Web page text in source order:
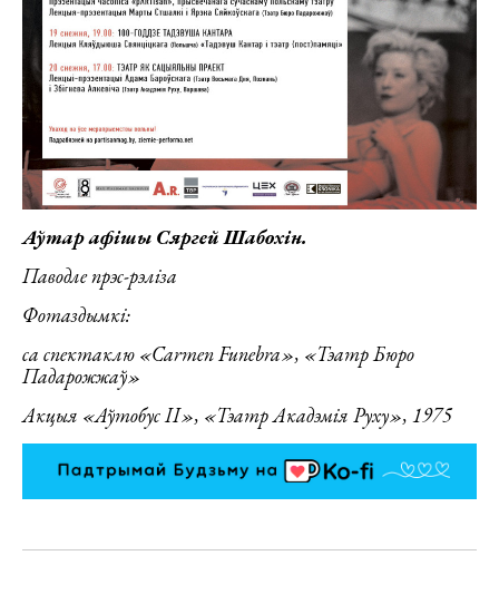
Аўтар афішы Сяргей Шабохін.
Паводле прэс-рэліза
Фотаздымкі:
са спектаклю «Carmen Funebra», «Тэатр Бюро
Падарожжаў»
Акцыя «Аўтобус ІІ», «Тэатр Акадэмія Руху», 1975